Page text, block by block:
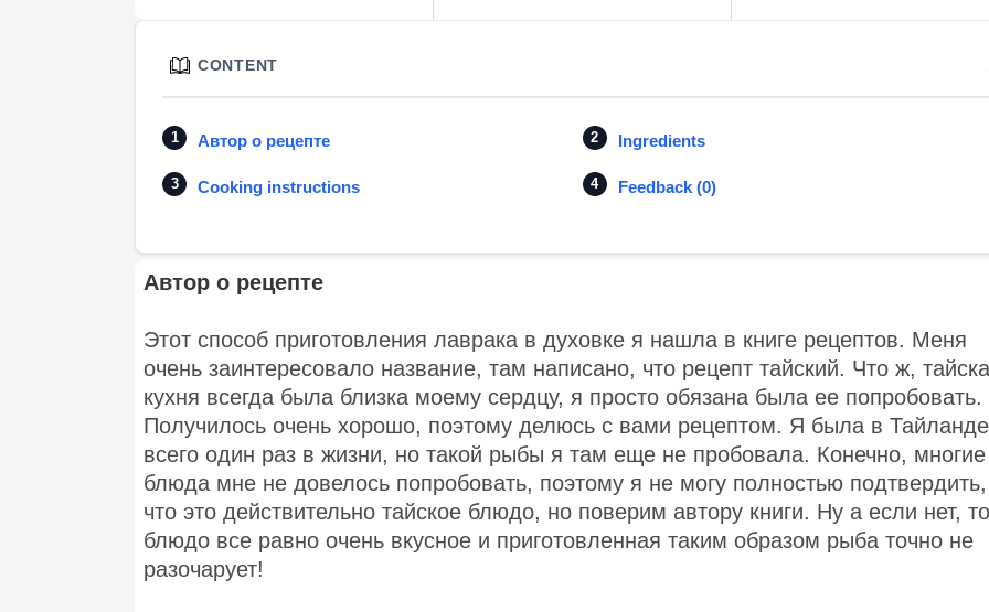
CONTENT
Автор о рецепте Ingredients
Cooking instructions Feedback (0)
Автор о рецепте
Этот способ приготовления лаврака в духовке я нашла в книге рецептов. Меня
очень заинтересовало название, там написано, что рецепт тайский. Что ж,
кухня всегда была близка моему сердцу, я просто обязана была ее попробовать.
Получилось очень хорошо, поэтому делюсь с вами рецептом. Я была в Тайланде
всего один раз в жизни, но такой рыбы я там еще не пробовала. Конечно, многие
блюда мне не довелось попробовать, поэтому я не могу полностью подтвердить,
что это действительно тайское блюдо, но поверим автору книги. Ну а если нет, то
блюдо все равно очень вкусное и приготовленная таким образом рыба точно не
разочарует!